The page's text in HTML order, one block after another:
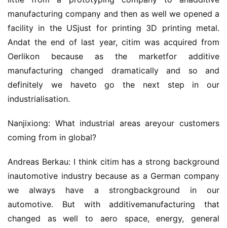
s
e
o
优
化
数
字
销
P
P
开
发
manufacturing company and then as well we opened a
facility in the USjust for printing 3D printing metal.
Andat the end of last year, citim was acquired from
Oerlikon because as the marketfor additive
manufacturing changed dramatically and so and
definitely we haveto go the next step in our
industrialisation.
Nanjixiong: What industrial areas areyour customers
coming from in global?
Andreas Berkau: I think citim has a strong background
inautomotive industry because as a German company
we always have a strongbackground in our
automotive. But with additivemanufacturing that
changed as well to aero space, energy, general